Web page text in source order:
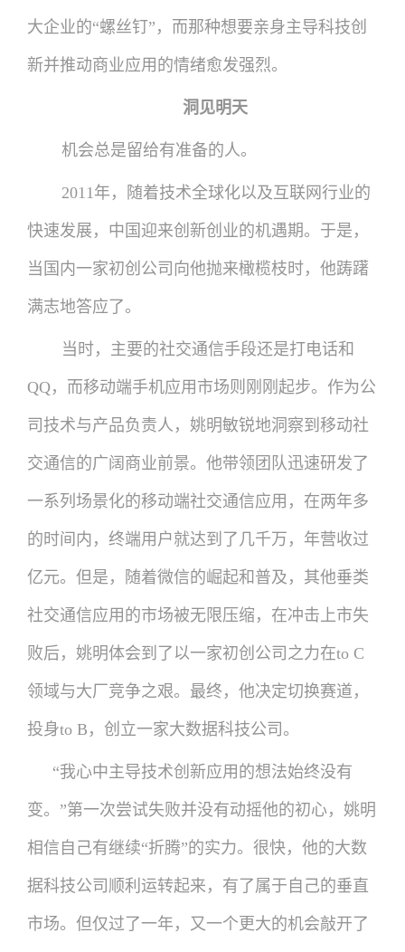
大企业的“螺丝钉”，而那种想要亲身主导科技创
新并推动商业应用的情绪愈发强烈。
洞见明天
机会总是留给有准备的人。
2011年，随着技术全球化以及互联网行业的
快速发展，中国迎来创新创业的机遇期。于是，
当国内一家初创公司向他抛来橄榄枝时，他踌躇
满志地答应了。
当时，主要的社交通信手段还是打电话和
QQ，而移动端手机应用市场则刚刚起步。作为公
司技术与产品负责人，姚明敏锐地洞察到移动社
交通信的广阔商业前景。他带领团队迅速研发了
一系列场景化的移动端社交通信应用，在两年多
的时间内，终端用户就达到了几千万，年营收过
亿元。但是，随着微信的崛起和普及，其他垂类
社交通信应用的市场被无限压缩，在冲击上市失
败后，姚明体会到了以一家初创公司之力在to C
领域与大厂竞争之艰。最终，他决定切换赛道，
投身to B，创立一家大数据科技公司。
“我心中主导技术创新应用的想法始终没有
变。”第一次尝试失败并没有动摇他的初心，姚明
相信自己有继续“折腾”的实力。很快，他的大数
据科技公司顺利运转起来，有了属于自己的垂直
市场。但仅过了一年，又一个更大的机会敲开了